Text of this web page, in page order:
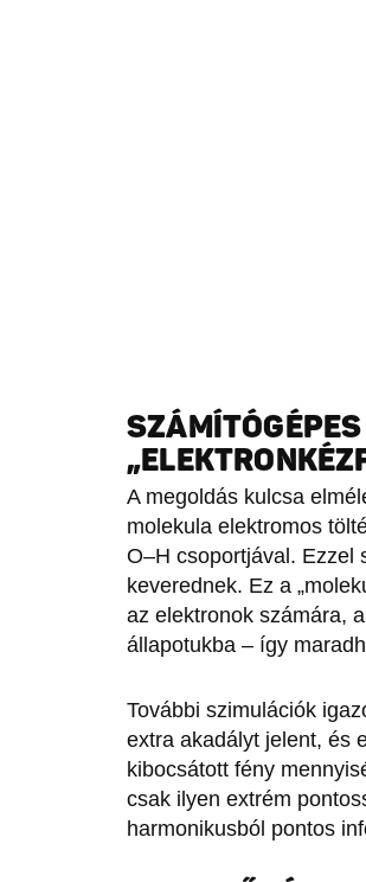
A megoldás kulcsa
molekula elektromos
O–H csoportjával. Ezzel
keverednek. Ez a
az elektronok számára,
állapotukba – így
További szimulációk
extra akadályt jelent, és
kibocsátott fény
csak ilyen extrém
harmonikusból pontos